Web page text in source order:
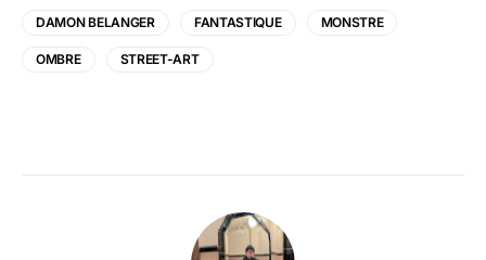
DAMON BELANGER FANTASTIQUE MONSTRE
OMBRE STREET-ART